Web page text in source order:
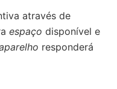
através de
espaço disponível e
responderá